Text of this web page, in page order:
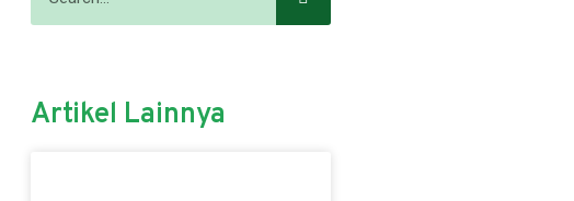
Artikel Lainnya